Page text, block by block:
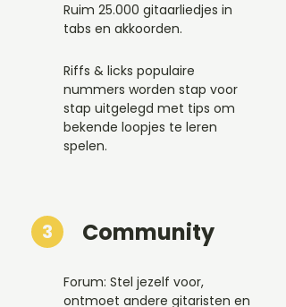
Ruim 25.000 gitaarliedjes in
tabs en akkoorden.
Riffs & licks populaire
nummers worden stap voor
stap uitgelegd met tips om
bekende loopjes te leren
spelen.
3 Community
Forum: Stel jezelf voor,
ontmoet andere gitaristen en